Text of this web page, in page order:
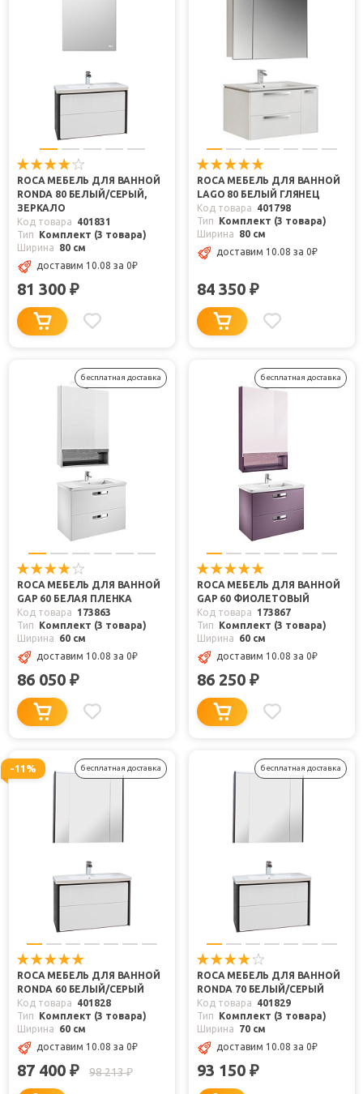
ROCA МЕБЕЛЬ ДЛЯ ВАННОЙ
RONDA 80 БЕЛЫЙ/СЕРЫЙ,
ЗЕРКАЛО
Код товара
401831
Тип
Комплект (3 товара)
Ширина
80 см
доставим 10.08 за 0₽
81 300 ₽
ROCA МЕБЕЛЬ ДЛЯ ВАННОЙ
LAGO 80 БЕЛЫЙ ГЛЯНЕЦ
Код товара
401798
Тип
Комплект (3 товара)
Ширина
80 см
доставим 10.08 за 0₽
84 350 ₽
бесплатная доставка
ROCA МЕБЕЛЬ ДЛЯ ВАННОЙ
GAP 60 БЕЛАЯ ПЛЕНКА
Код товара
173863
Тип
Комплект (3 товара)
Ширина
60 см
доставим 10.08 за 0₽
86 050 ₽
бесплатная доставка
ROCA МЕБЕЛЬ ДЛЯ ВАННОЙ
GAP 60 ФИОЛЕТОВЫЙ
Код товара
173867
Тип
Комплект (3 товара)
Ширина
60 см
доставим 10.08 за 0₽
86 250 ₽
-11% бесплатная доставка
ROCA МЕБЕЛЬ ДЛЯ ВАННОЙ
RONDA 60 БЕЛЫЙ/СЕРЫЙ
Код товара
401828
Тип
Комплект (3 товара)
Ширина
60 см
доставим 10.08 за 0₽
87 400 ₽ 98 213₽
бесплатная доставка
ROCA МЕБЕЛЬ ДЛЯ ВАННОЙ
RONDA 70 БЕЛЫЙ/СЕРЫЙ
Код товара
401829
Тип
Комплект (3 товара)
Ширина
70 см
доставим 10.08 за 0₽
93 150 ₽